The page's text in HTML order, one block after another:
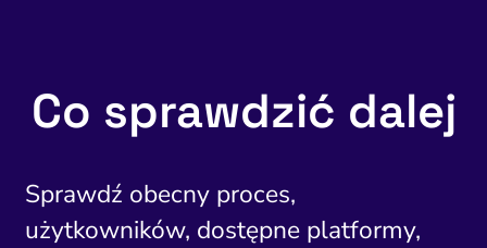
Co sprawdzić dalej
Sprawdź obecny proces,
użytkowników, dostępne platformy,